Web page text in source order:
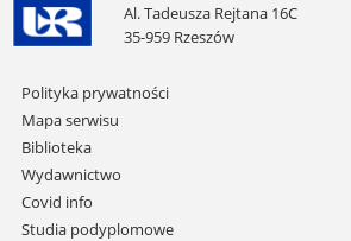
Al. Tadeusza Rejtana 16C
35-959 Rzeszów
Pomiń
nawigację
i
przejdź
do
treści
Polityka prywatności
Mapa serwisu
Biblioteka
Wydawnictwo
Covid info
Studia podyplomowe